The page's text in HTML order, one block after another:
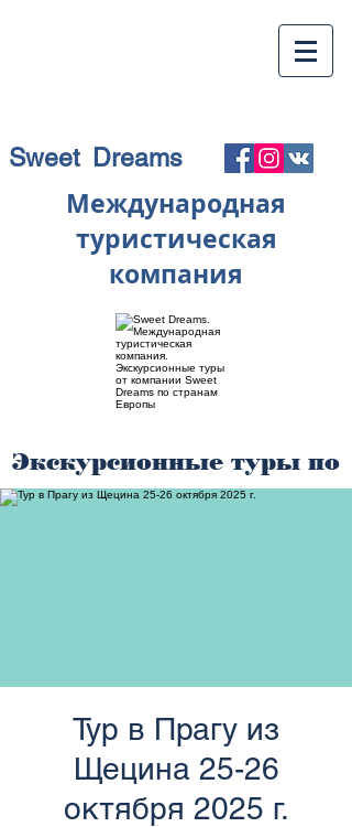
Sweet Dreams
Международная
туристическая
компания
Экскурсионные туры по
странам Европы
Тур в Прагу из
Щецина 25-26
октября 2025 г.